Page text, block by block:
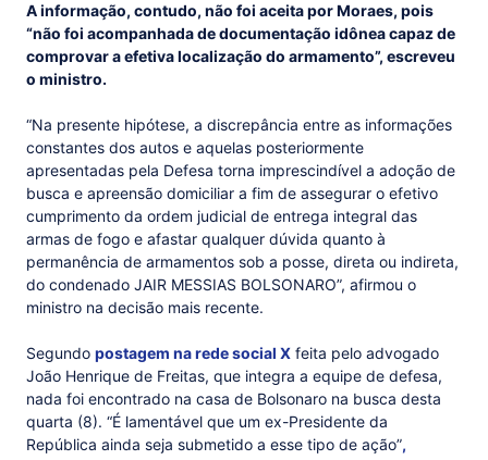
A informação, contudo, não foi aceita por Moraes, pois
“não foi acompanhada de documentação idônea capaz de
comprovar a efetiva localização do armamento”, escreveu
o ministro.
“Na presente hipótese, a discrepância entre as informações
constantes dos autos e aquelas posteriormente
apresentadas pela Defesa torna imprescindível a adoção de
busca e apreensão domiciliar a fim de assegurar o efetivo
cumprimento da ordem judicial de entrega integral das
armas de fogo e afastar qualquer dúvida quanto à
permanência de armamentos sob a posse, direta ou indireta,
do condenado JAIR MESSIAS BOLSONARO”, afirmou o
ministro na decisão mais recente.
Segundo postagem na rede social X feita pelo advogado
João Henrique de Freitas, que integra a equipe de defesa,
nada foi encontrado na casa de Bolsonaro na busca desta
quarta (8). “É lamentável que um ex-Presidente da
República ainda seja submetido a esse tipo de ação”,